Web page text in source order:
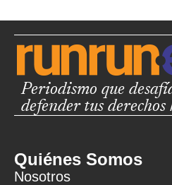
Periodismo que
defender tus derechos
Quiénes Somos
Nosotros